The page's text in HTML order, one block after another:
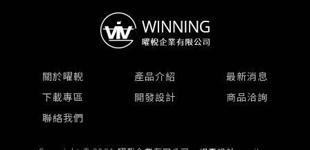
關於曜輗 產品介紹
最新消息
下載專區
開發設計
商品洽詢
聯絡我們